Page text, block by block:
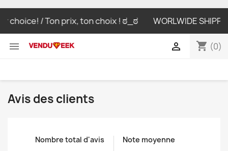
/ Ton prix, ton choix ! ಠ_ಠ WORLWIDE
 shopping_cart (0)

Avis des clients
Nombre total d'avis Note moyenne